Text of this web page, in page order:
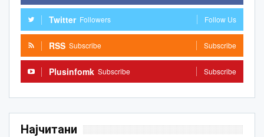
Twitter Followers Follow Us
RSS Subscribe Subscribe
Plusinfomk Subscribe Subscribe
Најчитани